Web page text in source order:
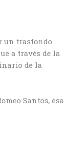
un trasfondo
a través de la
de la
Santos, esa